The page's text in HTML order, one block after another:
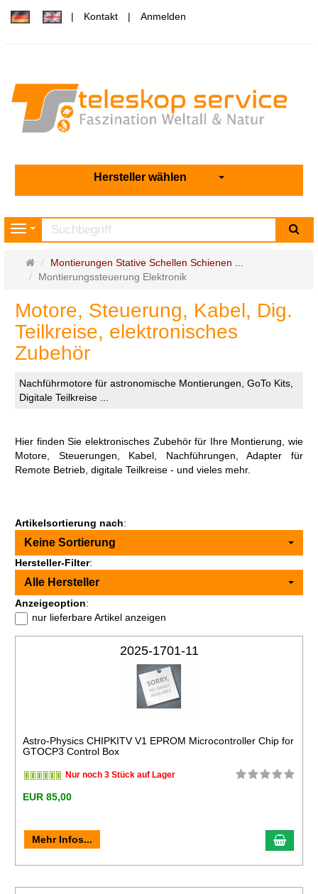
Kontakt Anmelden
Hersteller wählen
Navigation
Startseite
Montierungen Stative Schellen Schienen ...
Montierungssteuerung Elektronik
Motore, Steuerung, Kabel, Dig.
Teilkreise, elektronisches
Zubehör
Nachführmotore für astronomische Montierungen, GoTo Kits,
Digitale Teilkreise ...
Hier finden Sie elektronisches Zubehör für Ihre Montierung, wie
Motore, Steuerungen, Kabel, Nachführungen, Adapter für
Remote Betrieb, digitale Teilkreise - und vieles mehr.
Artikelsortierung nach:
Keine Sortierung
Hersteller-Filter:
Alle Hersteller
Anzeigeoption:
nur lieferbare Artikel anzeigen
2025-1701-11
Astro-Physics CHIPKITV V1 EPROM Microcontroller Chip for
GTOCP3 Control Box
Nur noch 3 Stück auf Lager
EUR 85,00
Mehr Infos...